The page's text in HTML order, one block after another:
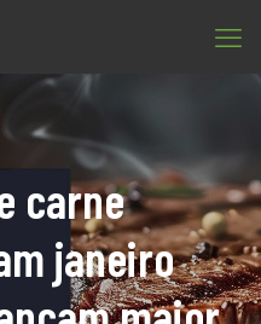
carne
janeiro